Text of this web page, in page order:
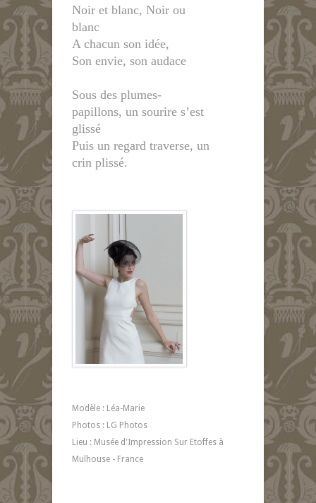
Noir et blanc, Noir ou
blanc
A chacun son idée,
Son envie, son audace
Sous des plumes-
papillons, un sourire s’est
glissé
Puis un regard traverse, un
crin plissé.
Modèle : Léa-Marie
Photos : LG Photos
Lieu : Musée d'Impression Sur Etoffes à
Mulhouse - France